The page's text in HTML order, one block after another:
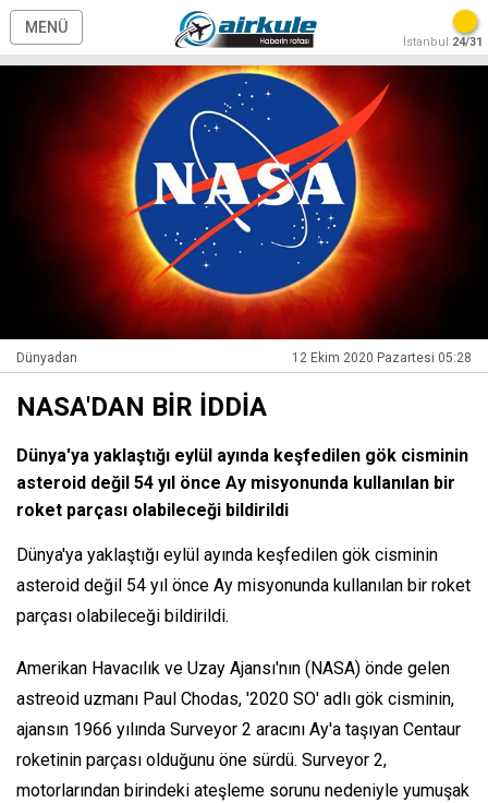
MENÜ
İstanbul 24/31
Dünyadan 12 Ekim 2020 Pazartesi 05:28
NASA'DAN BİR İDDİA
Dünya'ya yaklaştığı eylül ayında keşfedilen gök cisminin
asteroid değil 54 yıl önce Ay misyonunda kullanılan bir
roket parçası olabileceği bildirildi
Dünya'ya yaklaştığı eylül ayında keşfedilen gök cisminin
asteroid değil 54 yıl önce Ay misyonunda kullanılan bir roket
parçası olabileceği bildirildi.
Amerikan Havacılık ve Uzay Ajansı'nın (NASA) önde gelen
astreoid uzmanı Paul Chodas, '2020 SO' adlı gök cisminin,
ajansın 1966 yılında Surveyor 2 aracını Ay'a taşıyan Centaur
roketinin parçası olduğunu öne sürdü. Surveyor 2,
motorlarından birindeki ateşleme sorunu nedeniyle yumuşak